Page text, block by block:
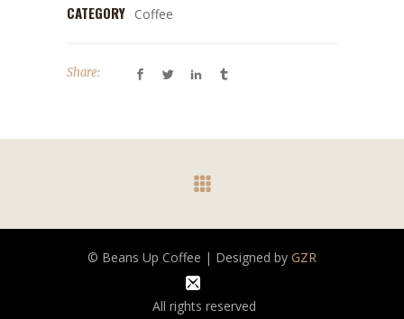
CATEGORY Coffee
Share:
© Beans Up Coffee | Designed by GZR
All rights reserved